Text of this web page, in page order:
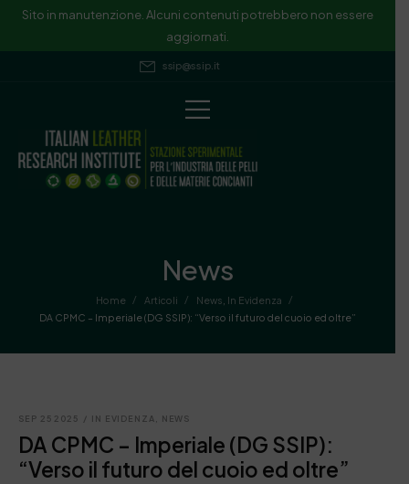
Sito in manutenzione. Alcuni contenuti potrebbero non essere
aggiornati.
ssip@ssip.it
News
Home / Articoli / News In Evidenza
/
DA CPMC – Imperiale (DG SSIP): “Verso il futuro del cuoio ed oltre”
SEP 25 2025 / IN EVIDENZA, NEWS
DA CPMC – Imperiale (DG SSIP):
“Verso il futuro del cuoio ed oltre”